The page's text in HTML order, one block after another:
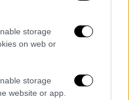
storage
on web or
storage
website or app.